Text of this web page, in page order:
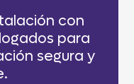
con
para
segura y